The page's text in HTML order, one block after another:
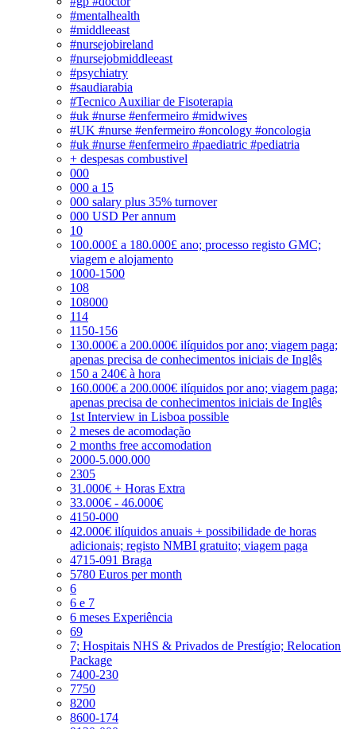
#mentalhealth
#middleeast
#nursejobireland
#nursejobmiddleeast
#psychiatry
#saudiarabia
#Tecnico Auxiliar de Fisoterapia
#uk #nurse #enfermeiro #midwives
#UK #nurse #enfermeiro #oncology #oncologia
#uk #nurse #enfermeiro #paediatric #pediatria
+ despesas combustivel
000
000 a 15
000 salary plus 35% turnover
000 USD Per annum
10
100.000£ a 180.000£ ano; processo registo GMC;
viagem e alojamento
1000-1500
108
108000
114
1150-156
130.000€ a 200.000€ ilíquidos por ano; viagem paga;
apenas precisa de conhecimentos iniciais de Inglês
150 a 240€ à hora
160.000€ a 200.000€ ilíquidos por ano; viagem paga;
apenas precisa de conhecimentos iniciais de Inglês
1st Interview in Lisboa possible
2 meses de acomodação
2 months free accomodation
2000-5.000.000
2305
31.000€ + Horas Extra
33.000€ - 46.000€
4150-000
42.000€ ilíquidos anuais + possibilidade de horas
adicionais; registo NMBI gratuito; viagem paga
4715-091 Braga
5780 Euros per month
6
6 e 7
6 meses Experiência
69
7; Hospitais NHS & Privados de Prestígio; Relocation
Package
7400-230
7750
8200
8600-174